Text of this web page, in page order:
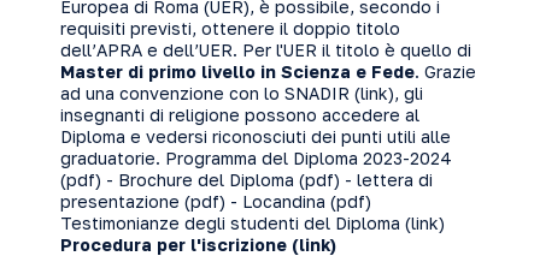
Europea di Roma (UER), è possibile, secondo i
requisiti previsti, ottenere il doppio titolo
dell’APRA e dell’UER. Per l'UER il titolo è quello di
Master di primo livello in Scienza e Fede. Grazie
ad una convenzione con lo SNADIR (link), gli
insegnanti di religione possono accedere al
Diploma e vedersi riconosciuti dei punti utili alle
graduatorie. Programma del Diploma 2023-2024
(pdf) - Brochure del Diploma (pdf) - lettera di
presentazione (pdf) - Locandina (pdf)
Testimonianze degli studenti del Diploma (link)
Procedura per l'iscrizione (link)